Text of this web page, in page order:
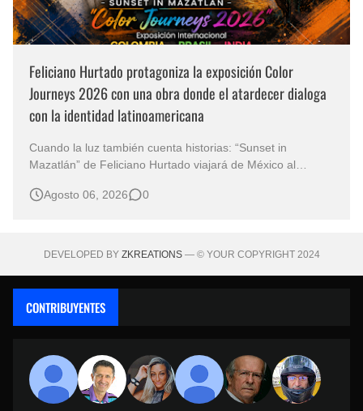
Feliciano Hurtado protagoniza la exposición Color
Journeys 2026 con una obra donde el atardecer dialoga
con la identidad latinoamericana
Cuando la luz también cuenta historias: “Sunset in
Mazatlán” de Feliciano Hurtado viajará de México al
también contienen una manera de comprender el mundo.
Agosto 06, 2026 0
DEVELOPED BY ZKREATIONS— © YOUR COPYRIGHT 2024
CONTRIBUYENTES